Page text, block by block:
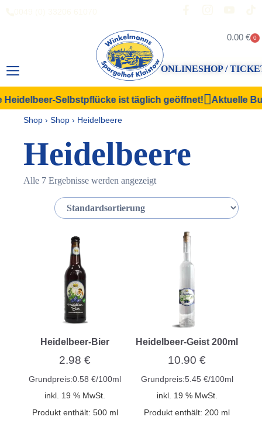
0.00 € 0
ONLINESHOP /
Selbstpflücke ist täglich geöffnet! Aktuelle
Shop › Shop › Heidelbeere
Heidelbeere
Alle 7 Ergebnisse werden angezeigt
Heidelbeer-Bier
2.98€
Grundpreis:0.58€/100ml
inkl. 19 % MwSt.
Produkt enthält: 500 ml
Heidelbeer-Geist 200ml
10.90€
Grundpreis:5.45 €/100ml
inkl. 19 % MwSt.
Produkt enthält: 200 ml